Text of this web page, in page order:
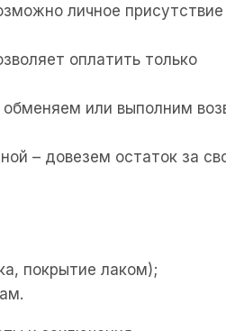
личное
оплатить только
или выполним
– довезем остаток за
покрытие лаком);